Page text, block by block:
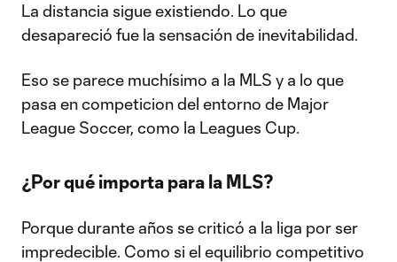
La distancia sigue existiendo. Lo que
desapareció fue la sensación de inevitabilidad.
Eso se parece muchísimo a la MLS y a lo que
pasa en competicion del entorno de Major
League Soccer, como la Leagues Cup.
¿Por qué importa para la MLS?
Porque durante años se criticó a la liga por ser
impredecible. Como si el equilibrio competitivo